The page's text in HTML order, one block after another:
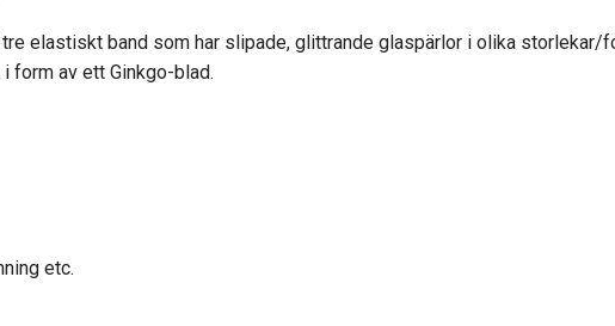
tre elastiskt band som har slipade, glittrande glaspärlor i olika
form av ett Ginkgo-blad.
etc.